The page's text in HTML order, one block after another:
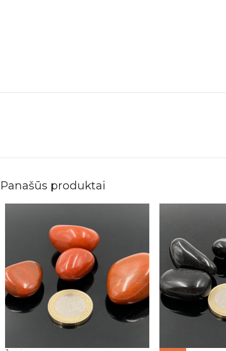
Panašūs produktai